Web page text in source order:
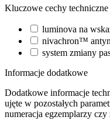
Kluczowe cechy
luminova na
nivachron™
system zmiany
Informacje dodatkowe
Dodatkowe informacje
ujęte w pozostałych
numeracja egzemplarzy